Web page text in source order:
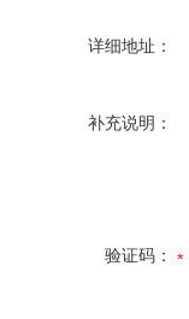
详细地址：
补充说明：
验证码：